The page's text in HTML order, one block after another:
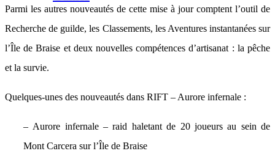
Parmi les autres nouveautés de cette mise à jour comptent l’outil de
Recherche de guilde, les Classements, les Aventures instantanées sur
l’Île de Braise et deux nouvelles compétences d’artisanat : la pêche
et la survie.
Quelques-unes des nouveautés dans RIFT – Aurore infernale :
– Aurore infernale – raid haletant de 20 joueurs au sein de
Mont Carcera sur l’Île de Braise